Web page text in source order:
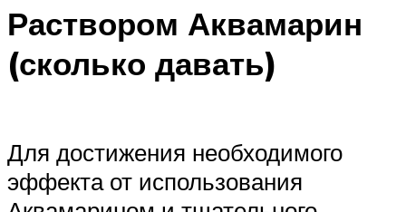
Раствором Аквамарин
(сколько давать)
Для достижения необходимого
эффекта от использования